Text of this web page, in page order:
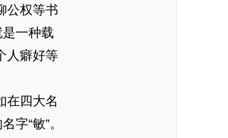
公权等书
一种载
人癖好等
在四大名
字“敏”。